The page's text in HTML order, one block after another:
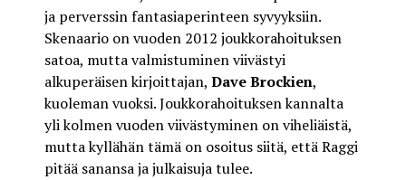
ja perverssin fantasiaperinteen syvyyksiin.
Skenaario on vuoden 2012 joukkorahoituksen
satoa, mutta valmistuminen viivästyi
alkuperäisen kirjoittajan, Dave Brockien,
kuoleman vuoksi. Joukkorahoituksen kannalta
yli kolmen vuoden viivästyminen on viheliäistä,
mutta kyllähän tämä on osoitus siitä, että Raggi
pitää sanansa ja julkaisuja tulee.